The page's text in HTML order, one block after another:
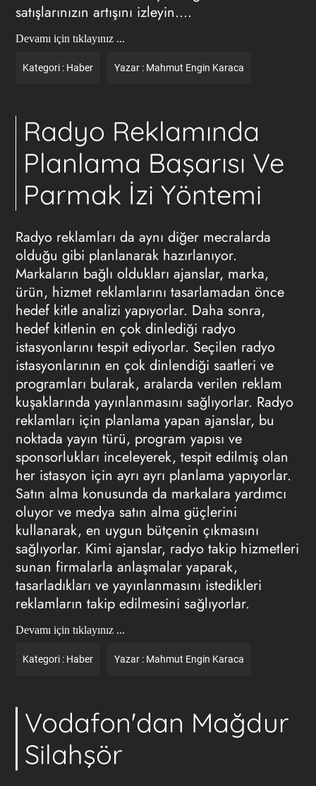
satışlarınızın artışını izleyin….
Devamı için tıklayınız ...
Kategori : Haber Yazar : Mahmut Engin Karaca
Radyo Reklamında
Planlama Başarısı Ve
Parmak İzi Yöntemi
Radyo reklamları da aynı diğer mecralarda
olduğu gibi planlanarak hazırlanıyor.
Markaların bağlı oldukları ajanslar, marka,
ürün, hizmet reklamlarını tasarlamadan önce
hedef kitle analizi yapıyorlar. Daha sonra,
hedef kitlenin en çok dinlediği radyo
istasyonlarını tespit ediyorlar. Seçilen radyo
istasyonlarının en çok dinlendiği saatleri ve
programları bularak, aralarda verilen reklam
kuşaklarında yayınlanmasını sağlıyorlar. Radyo
reklamları için planlama yapan ajanslar, bu
noktada yayın türü, program yapısı ve
sponsorlukları inceleyerek, tespit edilmiş olan
her istasyon için ayrı ayrı planlama yapıyorlar.
Satın alma konusunda da markalara yardımcı
oluyor ve medya satın alma güçlerini
kullanarak, en uygun bütçenin çıkmasını
sağlıyorlar. Kimi ajanslar, radyo takip hizmetleri
sunan firmalarla anlaşmalar yaparak,
tasarladıkları ve yayınlanmasını istedikleri
reklamların takip edilmesini sağlıyorlar.
Devamı için tıklayınız ...
Kategori : Haber Yazar : Mahmut Engin Karaca
Vodafon'dan Mağdur
Silahşör